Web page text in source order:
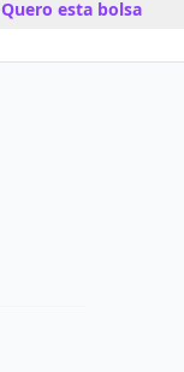
Quero esta bolsa